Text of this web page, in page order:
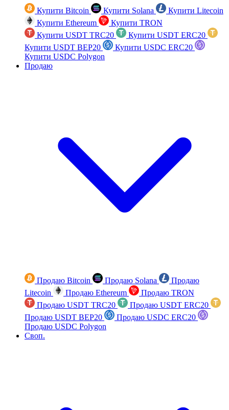
Купити Bitcoin Купити Solana
Купити Litecoin
Купити Ethereum
Купити TRON
Купити USDT TRC20
Купити USDT ERC20
Купити USDT BEP20
Купити USDC ERC20
Купити USDC Polygon
Продаю
Продаю Bitcoin Продаю Solana
Продаю
Litecoin
Продаю Ethereum
Продаю TRON
Продаю USDT TRC20
Продаю USDT ERC20
Продаю USDT BEP20
Продаю USDC ERC20
Продаю USDC Polygon
Своп.